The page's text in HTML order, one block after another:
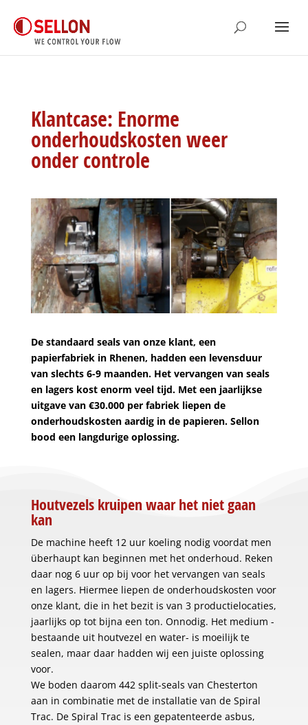
Klantcase: Enorme
onderhoudskosten weer
onder controle
De standaard seals van onze klant, een
papierfabriek in Rhenen, hadden een levensduur
van slechts 6-9 maanden. Het vervangen van seals
en lagers kost enorm veel tijd. Met een jaarlijkse
uitgave van €30.000 per fabriek liepen de
onderhoudskosten aardig in de papieren. Sellon
bood een langdurige oplossing.
Houtvezels kruipen waar het niet gaan
kan
De machine heeft 12 uur koeling nodig voordat men
überhaupt kan beginnen met het onderhoud. Reken
daar nog 6 uur op bij voor het vervangen van seals
en lagers. Hiermee liepen de onderhoudskosten voor
onze klant, die in het bezit is van 3 productielocaties,
jaarlijks op tot bijna een ton. Onnodig. Het medium -
bestaande uit houtvezel en water- is moeilijk te
sealen, maar daar hadden wij een juiste oplossing
voor.
We boden daarom 442 split-seals van Chesterton
aan in combinatie met de installatie van de Spiral
Trac. De Spiral Trac is een gepatenteerde asbus,